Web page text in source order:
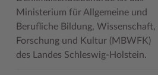
Ministerium für Allgemeine und
Berufliche Bildung, Wissenschaft,
Forschung und Kultur (MBWFK)
des Landes Schleswig-Holstein.